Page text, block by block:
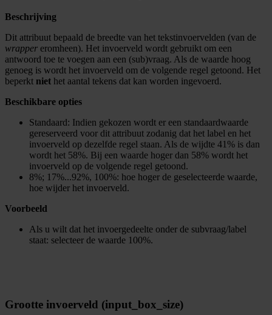
Beschrijving
Dit attribuut bepaald de breedte van het tekstinvoervelden (van de
wrapper eromheen). Het invoerveld wordt gebruikt om een
antwoord toe te voegen aan een (sub)vraag. Als de waarde hoog
genoeg is wordt het invoerveld om de volgende regel getoond. Het
beperkt niet het aantal tekens dat kan worden ingevoerd.
Beschikbare opties
Standaard: Indien gekozen wordt er een standaardwaarde
gereserveerd voor dit attribuut zodanig dat het label en het
invoerveld op dezelfde regel staan. Als de wijdte 41% is dan
wordt het 58%. Bij een waarde hoger dan 58% wordt het
invoerveld op de volgende regel getoond.
8%; 17%...92%, 100%: hoe hoger de geselecteerde waarde,
hoe wijder het invoerveld.
Voorbeeld
Als u wilt dat het invoergedeelte onder de subvraag/label
staat: selecteer de waarde 100%.
Grootte invoerveld (input_box_size)